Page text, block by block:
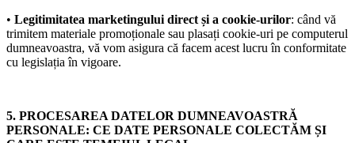
• Legitimitatea marketingului direct și a cookie-urilor: când vă
trimitem materiale promoționale sau plasați cookie-uri pe computerul
dumneavoastra, vă vom asigura că facem acest lucru în conformitate
cu legislația în vigoare.
5. PROCESAREA DATELOR DUMNEAVOASTRĂ
PERSONALE: CE DATE PERSONALE COLECTĂM ȘI